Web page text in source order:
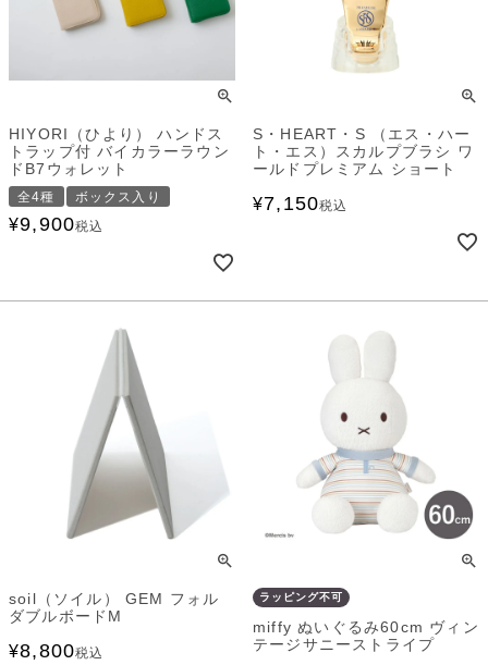
HIYORI（ひより） ハンドス
トラップ付 バイカラーラウン
ドB7ウォレット
全4種 ボックス入り
¥9,900税込
S・HEART・S （エス・ハー
ト・エス）スカルプブラシ ワ
ールドプレミアム ショート
¥7,150税込
soil（ソイル） GEM フォル
ダブルボードM
¥8,800税込
ラッピング不可
miffy ぬいぐるみ60cm ヴィン
テージサニーストライプ